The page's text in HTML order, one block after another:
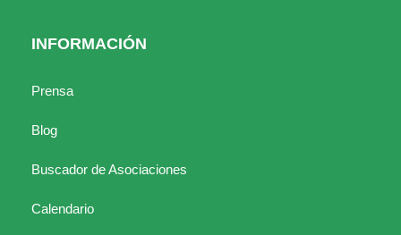
INFORMACIÓN
Prensa
Blog
Buscador de Asociaciones
Calendario